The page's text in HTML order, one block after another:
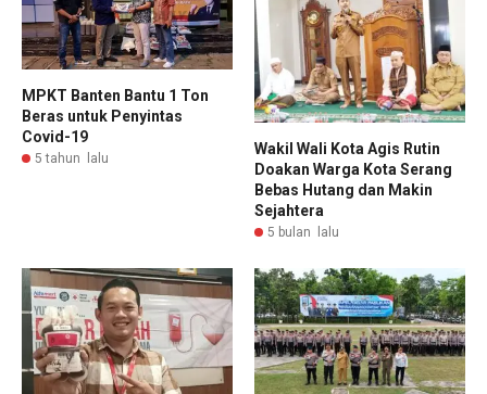
MPKT Banten Bantu 1 Ton
Beras untuk Penyintas
Covid-19
5 tahun lalu
Wakil Wali Kota Agis Rutin
Doakan Warga Kota Serang
Bebas Hutang dan Makin
Sejahtera
5 bulan lalu